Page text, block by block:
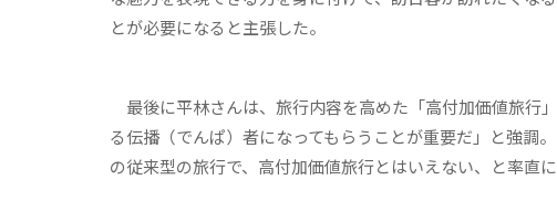
とが必要になると主張した。
最後に平林さんは、旅行内容を高めた「高付加価値旅行
る伝播（でんぱ）者になってもらうことが重要だ」と強調
の従来型の旅行で、高付加価値旅行とはいえない、と率直に